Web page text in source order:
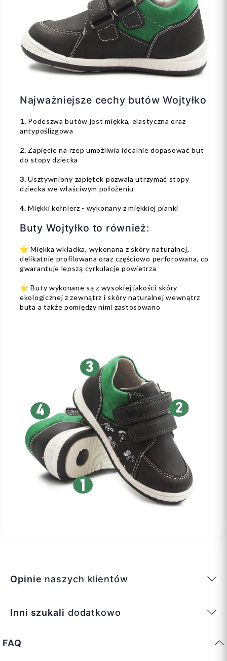
Najważniejsze cechy butów Wojtyłko
1. Podeszwa butów jest miękka, elastyczna oraz
antypoślizgowa
2. Zapięcie na rzep umożliwia idealnie dopasować but
do stopy dziecka
3.Usztywniony zapiętek pozwala utrzymać stopy
dziecka we właściwym położeniu
4. Miękki kołnierz - wykonany z miękkiej pianki
Buty Wojtyłko to również:
⭐️ Miękka wkładka, wykonana z skóry naturalnej,
delikatnie profilowana oraz częściowo perforowana, co
gwarantuje lepszą cyrkulacje powietrza
⭐️ Buty wykonane są z wysokiej jakości skóry
ekologicznej z zewnątrz i skóry naturalnej wewnątrz
buta a także pomiędzy nimi zastosowano
Opinie naszych klientów
Inni szukali dodatkowo
FAQ